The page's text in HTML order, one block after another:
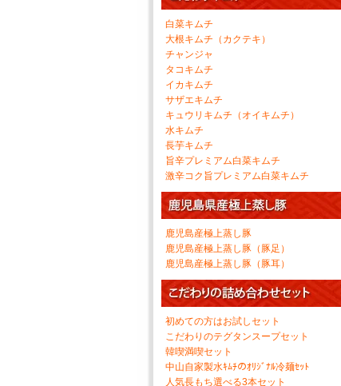
白菜キムチ
大根キムチ（カクテキ）
チャンジャ
タコキムチ
イカキムチ
サザエキムチ
キュウリキムチ（オイキムチ）
水キムチ
長芋キムチ
旨辛プレミアム白菜キムチ
激辛コク旨プレミアム白菜キムチ
鹿児島産極上蒸し豚
鹿児島産極上蒸し豚（豚足）
鹿児島産極上蒸し豚（豚耳）
初めての方はお試しセット
こだわりのテグタンスープセット
韓喫満喫セット
中山自家製水ｷﾑﾁのｵﾘｼﾞﾅﾙ冷麺ｾｯﾄ
人気長もち選べる3本セット